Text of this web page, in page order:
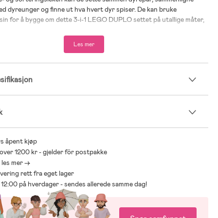
dyreunger og finne ut hva hvert dyr spiser. De kan bruke
for å bygge om dette 3-i-1 LEGO DUPLO settet på utallige måter,
3-i-1-leke som lærer dyrekjære førskolebarn mange forskjellige
leke med figurer av tigre, skilpadder, elefanter, rådyr og
passer til jul, bursdag og spesielle anledninger for barn fra to år
seg
er 20 cm høyt og 34 cm bredt
Les mer
åpent kjøp
1200 kr - gjelder för postpakke
mer ->
rett fra eget lager
på hverdager - sendes allerede samme dag!